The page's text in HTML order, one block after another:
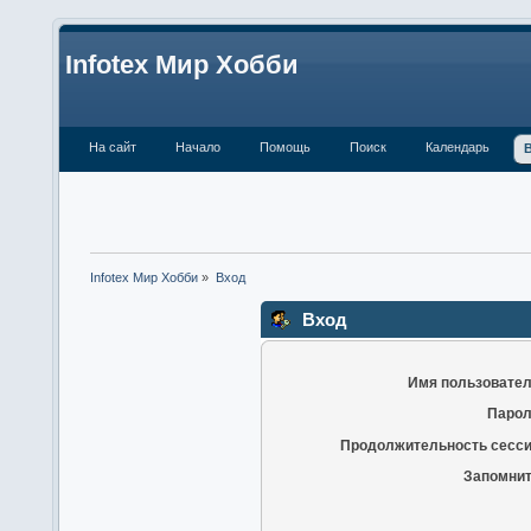
Infotex Мир Хобби
На сайт Начало Помощь Поиск Календарь
Infotex Мир Хобби » Вход
Вход
Имя
Продолжительность